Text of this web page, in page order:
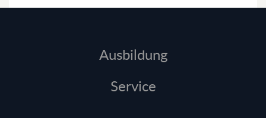
Ausbildung
Service